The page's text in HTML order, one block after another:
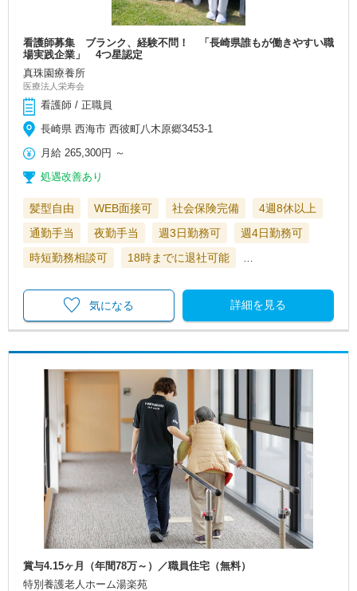
看護師募集 ブランク、経験不問！ 「長崎県誰もが働きやすい職
場実践企業」 4つ星認定
真珠園療養所
医療法人栄寿会
看護師 / 正職員
長崎県 西海市 西彼町八木原郷3453-1
月給 265,300円 ～
処遇改善あり
髪型自由 WEB面接可 社会保険完備
4週8休以上
通勤手当
夜勤手当 週3日勤務可
週4日勤務可
時短勤務相談可
18時までに退社可能
詳細を見る
気になる
賞与4.15ヶ月（年間78万～）／職員住宅（無料）
特別養護老人ホーム湯楽苑